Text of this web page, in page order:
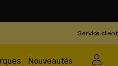
Service client
Nouveautés